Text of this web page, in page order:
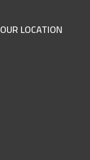
OUR LOCATION